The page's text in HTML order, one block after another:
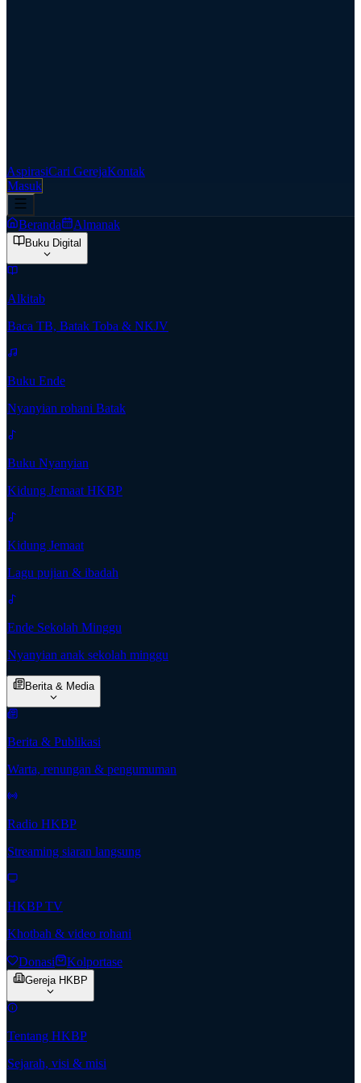
AspirasiCari GerejaKontak
Masuk
Beranda Almanak
Buku Digital
Alkitab
Baca TB, Batak Toba & NKJV
Buku Ende
Nyanyian rohani Batak
Buku Nyanyian
Kidung Jemaat HKBP
Kidung Jemaat
Lagu pujian & ibadah
Ende Sekolah Minggu
Nyanyian anak sekolah minggu
Berita & Media
Berita & Publikasi
Warta, renungan & pengumuman
Radio HKBP
Streaming siaran langsung
HKBP TV
Khotbah & video rohani
Donasi Kolportase
Gereja HKBP
Tentang HKBP
Sejarah, visi & misi